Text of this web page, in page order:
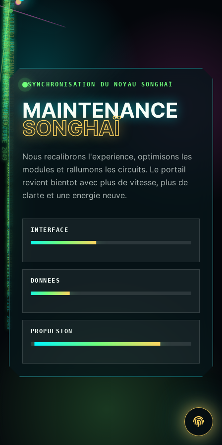
010101 MAINTENANCE SYSTEME ACTIVE 2049
010101 MAINTENANCE SYSTEME ACTIVE 2049
010101 MAINTENANCE SYSTEME ACTIVE 2049
010101 MAINTENANCE SYSTEME ACTIVE 2049
010101 MAINTENANCE SYSTEME ACTIVE 2049
010101 MAINTENANCE SYSTEME ACTIVE 2049
010101 MAINTENANCE SYSTEME ACTIVE 2049
010101 MAINTENANCE SYSTEME ACTIVE 2049
010101 MAINTENANCE SYSTEME ACTIVE 2049010101 MAINTENANCE SYSTEME ACTIVE 2049010101 MAINTENANCE SYSTEME ACTIVE 2049010101 MAINTENANCE SYSTEME ACTIVE 2049 SYNCHRONISATION DU NOYAU SONGHAÏ
MAINTENANCE
SONGHAÏ
Nous recalibrons l'experience, optimisons les
modules et rallumons les circuits. Le portail
revient bientot avec plus de vitesse, plus de
clarte et une energie neuve.
INTERFACE
DONNEES
PROPULSION
Acceder
au
site